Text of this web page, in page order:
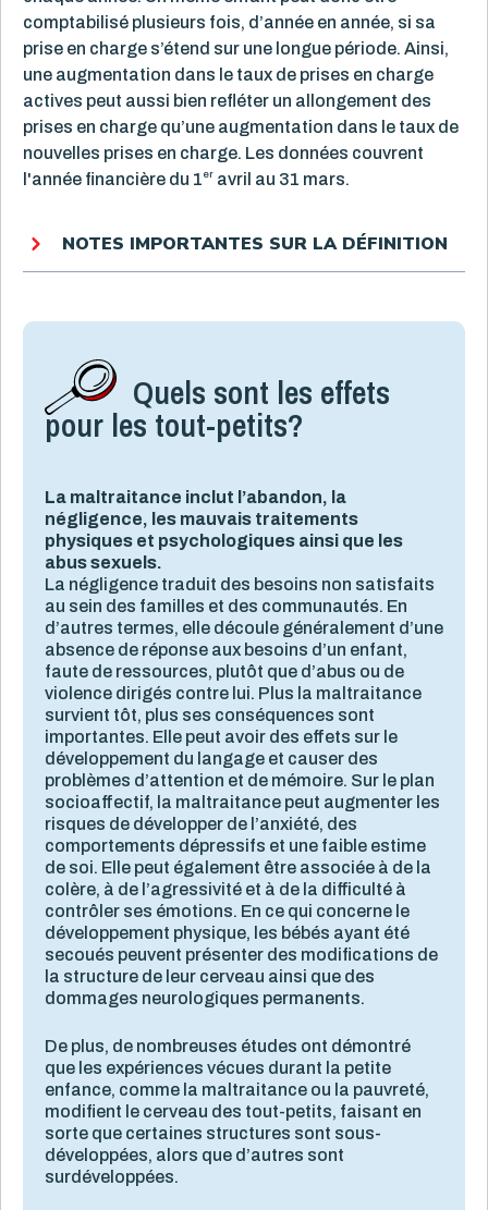
comptabilisé plusieurs fois, d’année en année, si sa
prise en charge s’étend sur une longue période. Ainsi,
une augmentation dans le taux de prises en charge
actives peut aussi bien refléter un allongement des
prises en charge qu’une augmentation dans le taux de
nouvelles prises en charge. Les données couvrent
l'année financière du 1 er avril au 31 mars.
NOTES IMPORTANTES SUR LA DÉFINITION
Quels sont les effets
pour les tout-petits?
La maltraitance inclut l’abandon, la
négligence, les mauvais traitements
physiques et psychologiques ainsi que les
abus sexuels.
La négligence traduit des besoins non satisfaits
au sein des familles et des communautés. En
d’autres termes, elle découle généralement d’une
absence de réponse aux besoins d’un enfant,
faute de ressources, plutôt que d’abus ou de
violence dirigés contre lui. Plus la maltraitance
survient tôt, plus ses conséquences sont
importantes. Elle peut avoir des effets sur le
développement du langage et causer des
problèmes d’attention et de mémoire. Sur le plan
socioaffectif, la maltraitance peut augmenter les
risques de développer de l’anxiété, des
comportements dépressifs et une faible estime
de soi. Elle peut également être associée à de la
colère, à de l’agressivité et à de la difficulté à
contrôler ses émotions. En ce qui concerne le
développement physique, les bébés ayant été
secoués peuvent présenter des modifications de
la structure de leur cerveau ainsi que des
dommages neurologiques permanents.
De plus, de nombreuses études ont démontré
que les expériences vécues durant la petite
enfance, comme la maltraitance ou la pauvreté,
modifient le cerveau des tout-petits, faisant en
sorte que certaines structures sont sous-
développées, alors que d’autres sont
surdéveloppées.